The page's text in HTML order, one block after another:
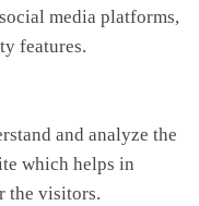
media platforms,
features.
and analyze the
which helps in
the visitors.